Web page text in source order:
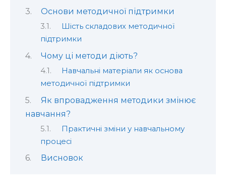
Основи методичної підтримки
Шість складових методичної
підтримки
Чому ці методи діють?
Навчальні матеріали як основа
методичної підтримки
Як впровадження методики змінює
навчання?
Практичні зміни у навчальному
процесі
Висновок